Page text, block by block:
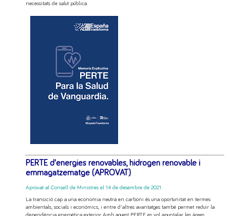
necessitats de salut pública.
PERTE d'energies renovables, hidrogen renovable i
emmagatzematge (APROVAT)
Aprovat al Consell de Ministres el 14 de desembre de 2021.
La transició cap a una economia neutra en carboni és una oportunitat en termes
ambientals, socials i econòmics, i entre d'altres avantatges també permet reduir la